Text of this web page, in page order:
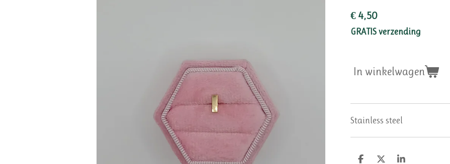
€ 4,50
GRATIS verzending
In winkelwagen
Stainless steel